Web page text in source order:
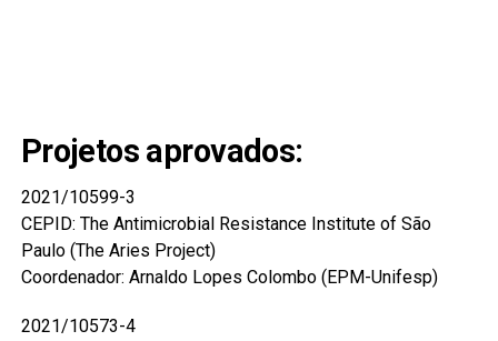
Projetos aprovados:
2021/10599-3
CEPID: The Antimicrobial Resistance Institute of São
Paulo (The Aries Project)
Coordenador: Arnaldo Lopes Colombo (EPM-Unifesp)
2021/10573-4